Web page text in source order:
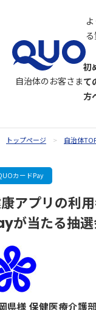
自治体のお客さま
初
て
方
ド
ドオンラ
インスト
ア
トップページ 自治体
カードPay
アプリの利
が当たる抽
県様 保健医療介護